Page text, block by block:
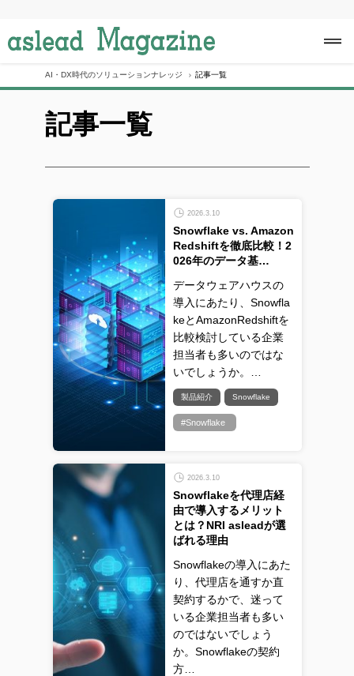
c
AI・DX時代のソリューションナレッジ 記事一覧
記事一覧
2026.3.10
Snowflake vs. Amazon
Redshiftを徹底比較！2
026年のデータ基…
データウェアハウスの
導入にあたり、Snowfla
keとAmazonRedshiftを
比較検討している企業
担当者も多いのではな
いでしょうか。…
製品紹介 Snowflake
#Snowflake
2026.3.10
Snowflakeを代理店経
由で導入するメリット
とは？NRI asleadが選
ばれる理由
Snowflakeの導入にあた
り、代理店を通すか直
契約するかで、迷って
いる企業担当者も多い
のではないでしょう
か。Snowflakeの契約
方…